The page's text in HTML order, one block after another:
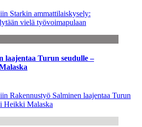
Starkin ammattilaiskysely:
vielä työvoimapulaan
laajentaa Turun seudulle –
Rakennustyö Salminen laajentaa Turun
Heikki Malaska